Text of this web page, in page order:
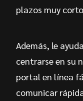
plazos muy
Además, le
centrarse en su
portal en línea
comunicar